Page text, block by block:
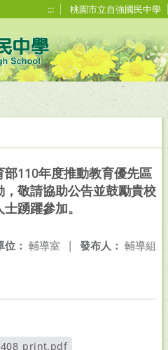
::: 桃園市立自強國民中學
110年度推動教育優先區
敬請協助公告並鼓勵貴校
踴躍參加。
發布人： 輔導組
： 輔導室 |